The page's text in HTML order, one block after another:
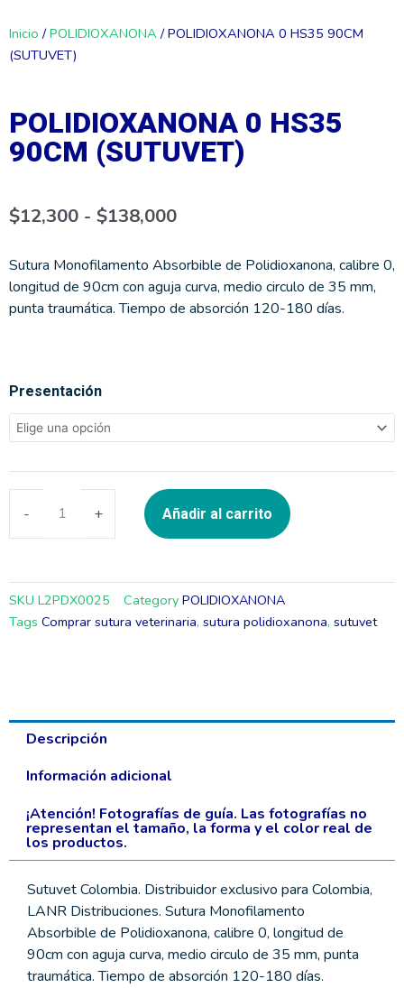
Inicio /POLIDIOXANONA / POLIDIOXANONA 0 HS35 90CM
(SUTUVET)
POLIDIOXANONA 0 HS35
90CM (SUTUVET)
$12,300 - $138,000Rango
de
$12,300
hasta
$138,000
Sutura Monofilamento Absorbible de Polidioxanona, calibre 0,
longitud de 90cm con aguja curva, medio circulo de 35 mm,
punta traumática. Tiempo de absorción 120-180 días.
Presentación
-
POLIDIOXANONA
0
HS35
90CM
(SUTUVET)
cantidad
+ Añadir al carrito
SKU L2PDX0025 Category POLIDIOXANONA
Tags Comprar sutura veterinaria, sutura polidioxanona, sutuvet
Descripción
Información adicional
¡Atención! Fotografías de guía. Las fotografías no
representan el tamaño, la forma y el color real de
los productos.
Sutuvet Colombia. Distribuidor exclusivo para Colombia,
LANR Distribuciones. Sutura Monofilamento
Absorbible de Polidioxanona, calibre 0, longitud de
90cm con aguja curva, medio circulo de 35 mm, punta
traumática. Tiempo de absorción 120-180 días.